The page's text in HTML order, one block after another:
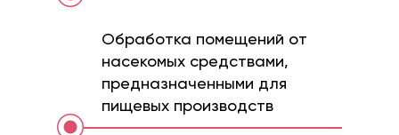
Обработка помещений от
насекомых средствами,
предназначенными для
пищевых производств